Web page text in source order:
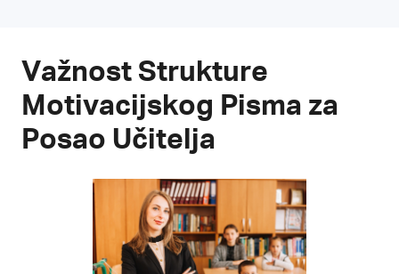
Važnost Strukture
Motivacijskog Pisma za
Posao Učitelja